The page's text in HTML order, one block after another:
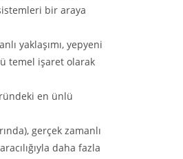
bir araya
yaklaşımı, yepyeni
temel işaret olarak
en ünlü
gerçek zamanlı
daha fazla